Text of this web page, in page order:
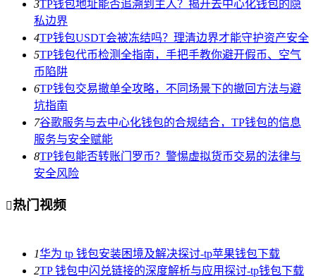
3TP钱包地址能否追溯到主人？揭开去中心化钱包的隐
私边界
4TP钱包USDT会被冻结吗？理清边界才能守护资产安全
5TP钱包代币检测全指南，手把手教你避开假币、空气
币陷阱
6TP钱包交易撤单全攻略，不同场景下的撤回方法与避
坑指南
7谷歌服务与去中心化钱包的合规结合，TP钱包的信息
服务与安全赋能
8TP钱包能否转账门罗币？警惕虚拟货币交易的法律与
安全风险
热门视频
1华为 tp 钱包安装困境及解决探讨-tp苹果钱包下载
2TP 钱包中闪兑链接的深度解析与应用探讨-tp钱包下载